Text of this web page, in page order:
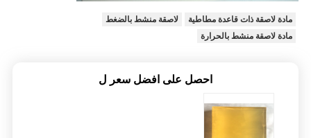
مادة لاصقة ذات قاعدة مطاطية
لاصقة منشط بالضغط
مادة لاصقة منشط بالحرارة
احصل على افضل سعر ل